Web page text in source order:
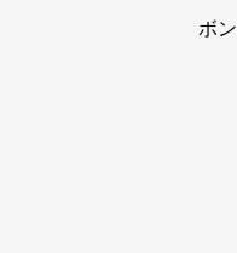
ボ